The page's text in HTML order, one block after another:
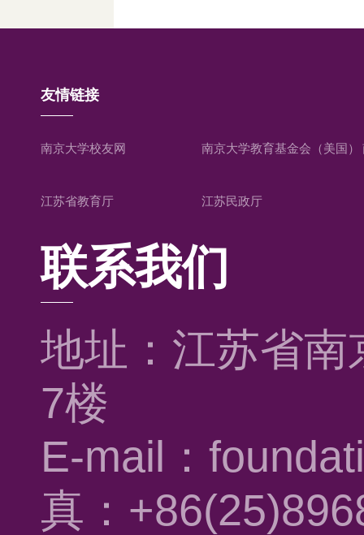
友情链接
南京大学校友网 南京大学教育基金会（美国）
江苏省教育厅 江苏民政厅
联系我们
地址：江苏省
7楼
E-mail：
真：